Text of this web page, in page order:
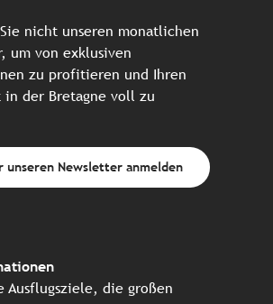
Sie nicht unseren monatlichen
um von exklusiven
zu profitieren und Ihren
in der Bretagne voll zu
unseren Newsletter anmelden
Ausflugsziele, die großen